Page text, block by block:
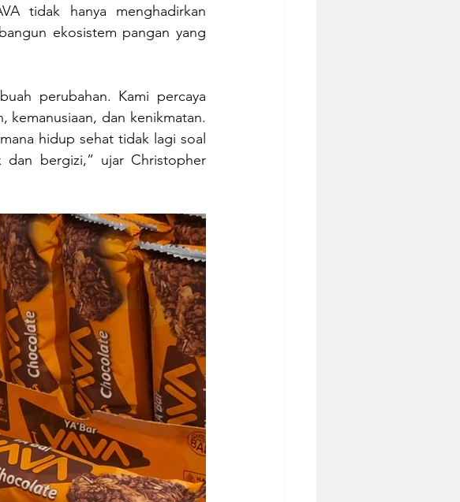
tidak hanya menghadirkan
ekosistem pangan yang
perubahan. Kami percaya
kemanusiaan, dan kenikmatan.
hidup sehat tidak lagi soal
dan bergizi,” ujar Christopher